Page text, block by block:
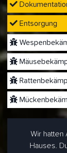
Entsorgung
Wir hatten
Hauses.